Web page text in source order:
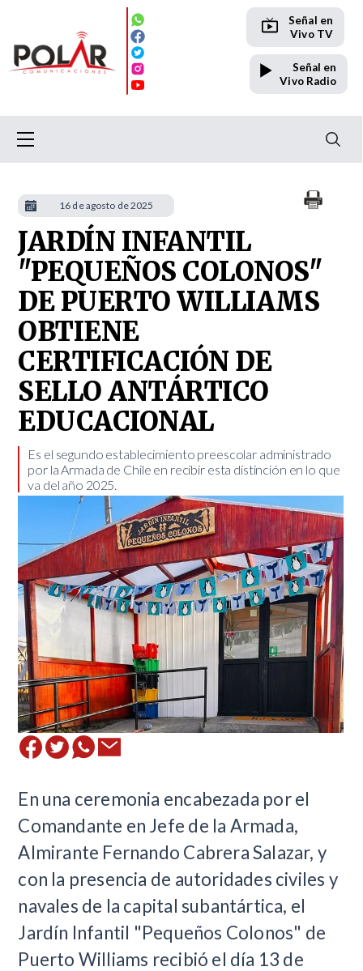
Señal en
Vivo TV
Señal en
Vivo Radio
JARDÍN INFANTIL
"PEQUEÑOS COLONOS"
DE PUERTO WILLIAMS
OBTIENE
CERTIFICACIÓN DE
SELLO ANTÁRTICO
EDUCACIONAL
Es el segundo establecimiento preescolar administrado
por la Armada de Chile en recibir esta distinción en lo que
va del año 2025. ​
En una ceremonia encabezada por el
Comandante en Jefe de la Armada,
Almirante Fernando Cabrera Salazar, y
con la presencia de autoridades civiles y
navales de la capital subantártica, el
Jardín Infantil "Pequeños Colonos" de
Puerto Williams recibió el día 13 de
16 de agosto de 2025